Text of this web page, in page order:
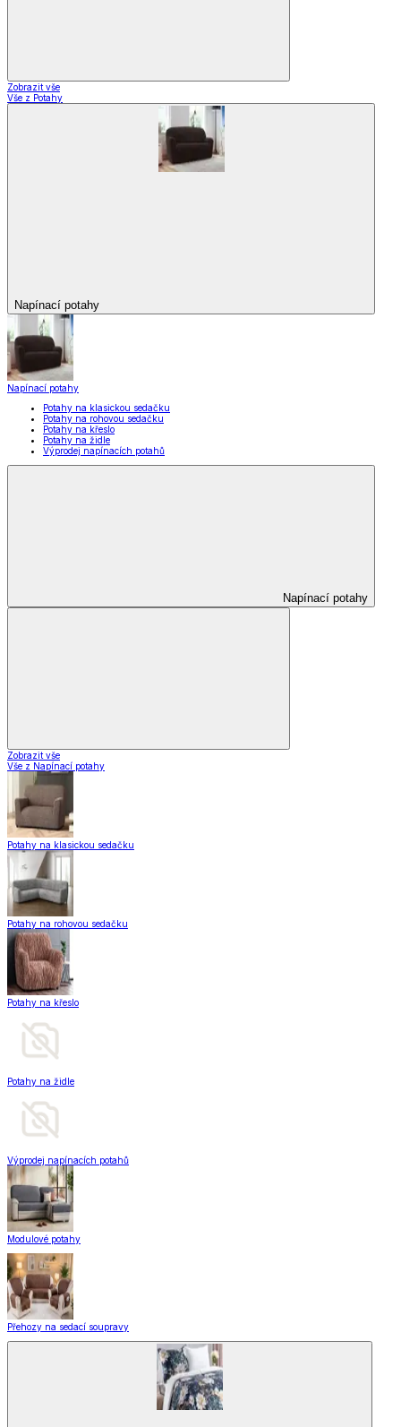
Zobrazit vše
Vše z Potahy
Napínací potahy
Napínací potahy
Potahy na klasickou sedačku
Potahy na rohovou sedačku
Potahy na křeslo
Potahy na židle
Výprodej napínacích potahů
Napínací potahy
Zobrazit vše
Vše z Napínací potahy
Potahy na klasickou sedačku
Potahy na rohovou sedačku
Potahy na křeslo
Potahy na židle
Výprodej napínacích potahů
Modulové potahy
Přehozy na sedací soupravy